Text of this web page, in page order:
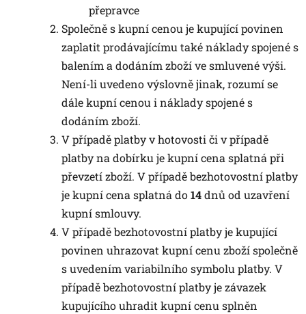
přepravce
Společně s kupní cenou je kupující povinen
zaplatit prodávajícímu také náklady spojené s
balením a dodáním zboží ve smluvené výši.
Není-li uvedeno výslovně jinak, rozumí se
dále kupní cenou i náklady spojené s
dodáním zboží.
V případě platby v hotovosti či v případě
platby na dobírku je kupní cena splatná při
převzetí zboží. V případě bezhotovostní platby
je kupní cena splatná do14dnů od uzavření
kupní smlouvy.
V případě bezhotovostní platby je kupující
povinen uhrazovat kupní cenu zboží společně
s uvedením variabilního symbolu platby. V
případě bezhotovostní platby je závazek
kupujícího uhradit kupní cenu splněn